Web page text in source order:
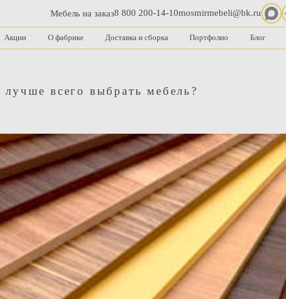
Мебель на заказ8 800 200-14-10mosmirmebeli@bk.ru
Акции О фабрике Доставка и сборка Портфолио Блог
всего выбрать мебель?